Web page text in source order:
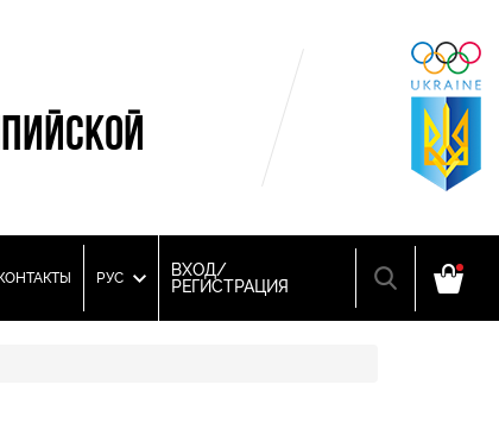
КОНТАКТЫ РУС
ВХОД/
РЕГИСТРАЦИЯ